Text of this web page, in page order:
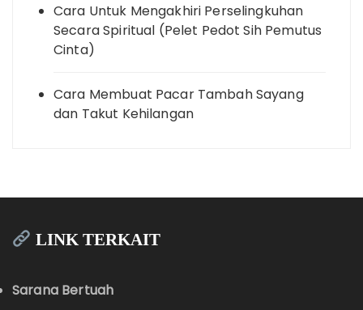
Cara Untuk Mengakhiri Perselingkuhan
Secara Spiritual (Pelet Pedot Sih Pemutus
Cinta)
Cara Membuat Pacar Tambah Sayang
dan Takut Kehilangan
LINK TERKAIT
Sarana Bertuah